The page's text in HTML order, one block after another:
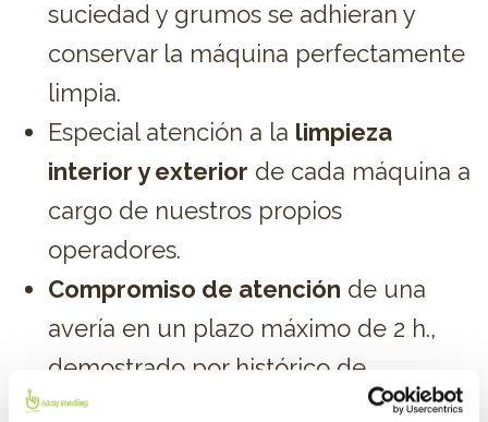
suciedad y grumos se adhieran y
conservar la máquina perfectamente
limpia.
Especial atención a la limpieza
interior y exterior de cada máquina a
cargo de nuestros propios
operadores.
Compromiso de atención de una
avería en un plazo máximo de 2 h.,
demostrado por histórico de
incidencias para cada cliente.